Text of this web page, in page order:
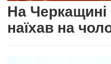
На
наїхав на